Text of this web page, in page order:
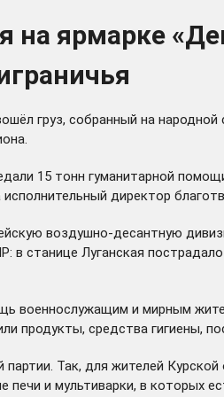
на ярмарке
груз, собранный на
15 тонн гуманитарной
директор
воздушно-десантную
в станице Луганская
военнослужащим и мирным
продукты, средства гигиены,
Так, для жителей
печи и мультиварки, в которых